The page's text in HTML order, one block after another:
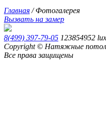
Главная /Фотогалерея
Вызвать на замер
8(499) 397-79-05 123854952
Copyright © Натяжные
Все права защищены